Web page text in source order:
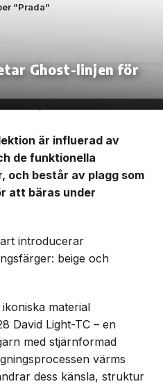
”Prada”
Ghost-linjen för
är influerad av
de funktionella
och består av plagg som
att bäras under
introducerar
beige och
material
David Light-TC – en
med stjärnformad
värms
dess känsla, struktur